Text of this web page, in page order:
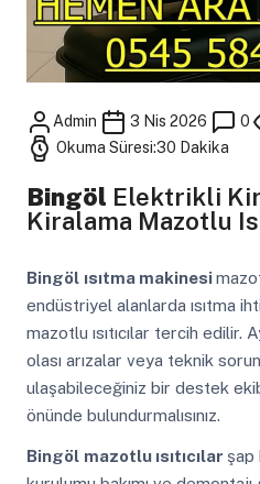
Admin 3 Nis 2026 0
Okuma Süresi:30 Dakika
Bingöl Elektrikli
Kiralama Mazotlu
Bingöl ısıtma makinesi
endüstriyel alanlarda ısıtma
mazotlu ısıtıcılar tercih edilir.
olası arızalar veya teknik
ulaşabileceğiniz bir destek
önünde bulundurmalısınız.
Bingöl mazotlu ısıtıcılar şap